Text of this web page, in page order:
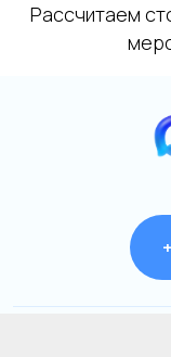
Рассчитаем